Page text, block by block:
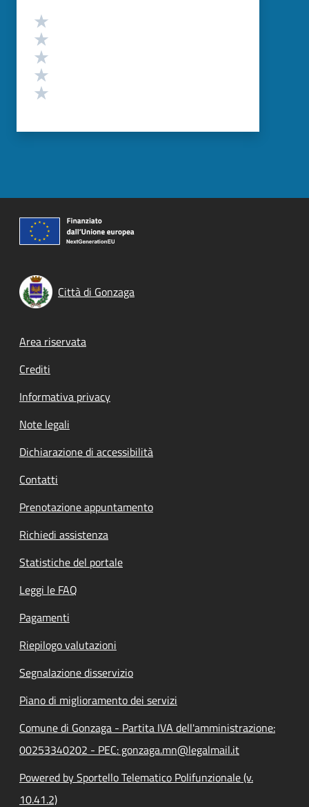
Valutazione
Città di Gonzaga
Footer menu
Area riservata
Crediti
Informativa privacy
Note legali
Dichiarazione di accessibilità
Contatti
Prenotazione appuntamento
Richiedi assistenza
Statistiche del portale
Leggi le FAQ
Pagamenti
Riepilogo valutazioni
Segnalazione disservizio
Piano di miglioramento dei servizi
Comune di Gonzaga - Partita IVA dell'amministrazione:
00253340202 - PEC: gonzaga.mn@legalmail.it
Powered by Sportello Telematico Polifunzionale (v.
10.41.2)